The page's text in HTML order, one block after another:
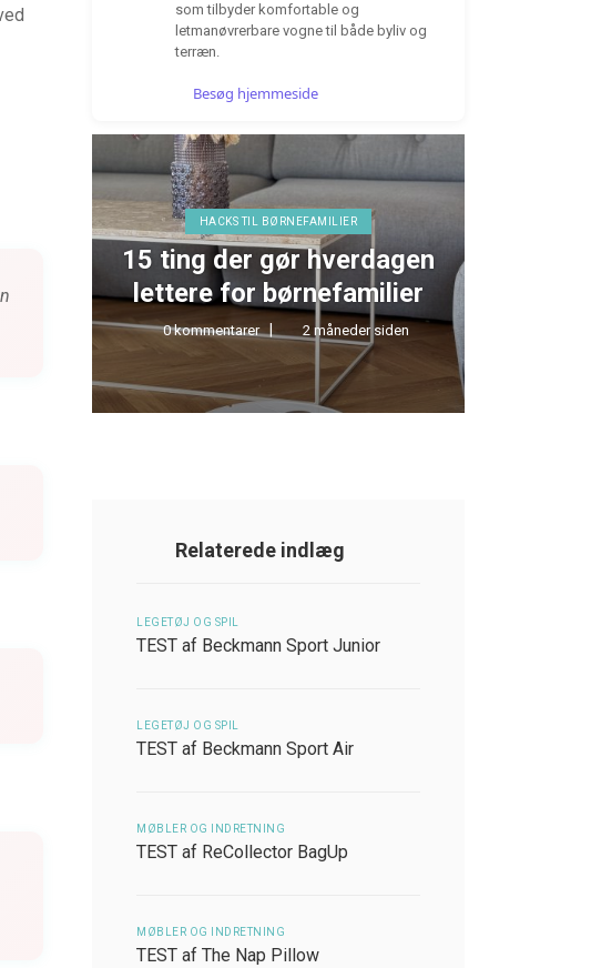
som tilbyder komfortable og
letmanøvrerbare vogne til både byliv og
terræn.
Besøg hjemmeside
HACKS TIL BØRNEFAMILIER
15 ting der gør hverdagen
lettere for børnefamilier
0 kommentarer 2 måneder siden
Relaterede indlæg
LEGETØJ OG SPIL
TEST af Beckmann Sport Junior
LEGETØJ OG SPIL
TEST af Beckmann Sport Air
MØBLER OG INDRETNING
TEST af ReCollector BagUp
MØBLER OG INDRETNING
TEST af The Nap Pillow